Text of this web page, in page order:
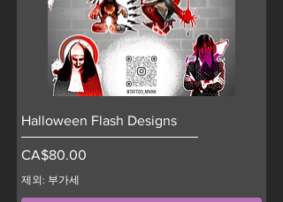
Halloween Flash Designs
가격
CA$80.00
제외: 부가세